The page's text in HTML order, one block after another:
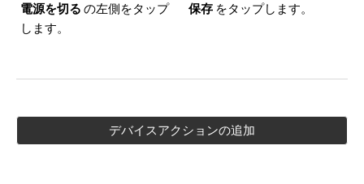
電源を切る の左側をタップ
します。
保存 をタップします。
デバイスアクションの追加